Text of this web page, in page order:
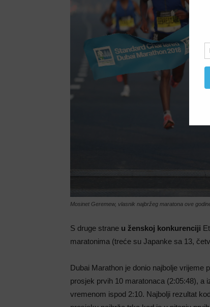
Mosinet Geremew, vlasnik najbržeg maratona ove
S druge strane u ženskoj konkurenciji
maratonima (treće su Japanke sa 13,
Dubai Marathon je donio najbolje vrijeme
prosjek prvih 10 maratonaca (2:05:48), a
vremenom ispod 2:10. Najbolji rezultat